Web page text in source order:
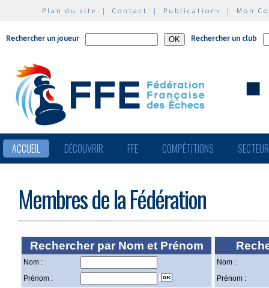
Plan du site | Contact | Publications | Mon
Rechercher un joueur Rechercher un club
ACCUEIL DÉCOUVRIR FFE COMPÉTITIONS
Membres de la Fédération
Rechercher par Nom et Prénom
Nom :
Prénom :
Nom :
Prénom :